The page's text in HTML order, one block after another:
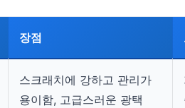
장점
스크래치에 강하고 관리가
용이함, 고급스러운 광택